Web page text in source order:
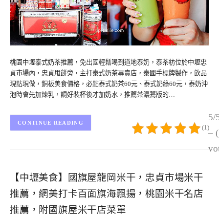
桃園中壢泰式奶茶推薦，免出國輕鬆喝到道地泰奶，泰茶枋位於中壢忠
貞市場內，忠貞甩餅旁，主打泰式奶茶專賣店，泰國手標牌製作，飲品
現點現做，銅板美食價格，必點泰式奶茶60元、泰式奶綠60元，泰奶沖
泡時會先加煉乳，調好裝杯後才加奶水，推薦茶濃蔫版的…
5/
–
(1)
CONTINUE READING
【中壢美食】國旗屋龍岡米干，忠貞市場米干
推薦，網美打卡百面旗海飄揚，桃園米干名店
推薦，附國旗屋米干店菜單